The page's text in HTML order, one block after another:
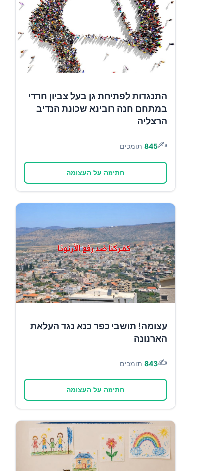
התנגדות לפתיחת גן בעל צביון חרדי
במתחם חנה רובינא שכונת הנדיב
הרצליה
✍️
845 תומכים
חתימה על העצומה
עצומה! תושבי כפר כנא נגד העלאת
הארנונה
✍️
843 תומכים
חתימה על העצומה